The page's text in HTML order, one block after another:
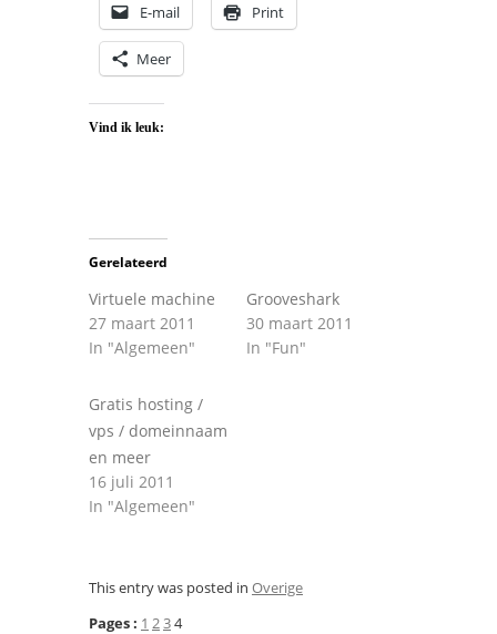
E-mail Print
Meer
Vind ik leuk:
Gerelateerd
Virtuele machine
27 maart 2011
In "Algemeen"
Grooveshark
30 maart 2011
In "Fun"
Gratis hosting /
vps / domeinnaam
en meer
16 juli 2011
In "Algemeen"
This entry was posted in Overige
Pages : 1 234